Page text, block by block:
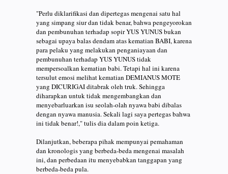
"Perlu diklarifikasi dan dipertegas mengenai satu hal
yang simpang siur dan tidak benar, bahwa pengeyorokan
dan pembunuhan terhadap sopir YUS YUNUS bukan
sebagai upaya balas dendam atas kematian BABI, karena
para pelaku yang melakukan penganiayaan dan
pembunuhan terhadap YUS YUNUS tidak
mempersoalkan kematian babi. Tetapi hal ini karena
tersulut emosi melihat kematian DEMIANUS MOTE
yang DICURIGAI ditabrak oleh truk. Sehingga
diharapkan untuk tidak mengembangkan dan
menyebarluarkan isu seolah-olah nyawa babi dibalas
dengan nyawa manusia. Sekali lagi saya pertegas bahwa
ini tidak benar!," tulis dia dalam poin ketiga.
Dilanjutkan, beberapa pihak mempunyai pemahaman
dan kronologis yang berbeda-beda mengenai masalah
ini, dan perbedaan itu menyebabkan tanggapan yang
berbeda-beda pula.